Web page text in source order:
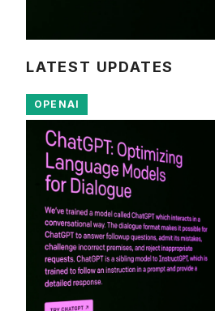
LATEST UPDATES
OPENAI